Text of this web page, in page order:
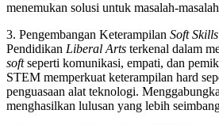
menemukan solusi untuk masalah-
3. Pengembangan Keterampilan Soft Skills
Pendidikan Liberal Arts terkenal dalam
softseperti komunikasi, empati, dan
STEM memperkuat keterampilan hard
penguasaan alat teknologi.
menghasilkan lulusan yang lebih